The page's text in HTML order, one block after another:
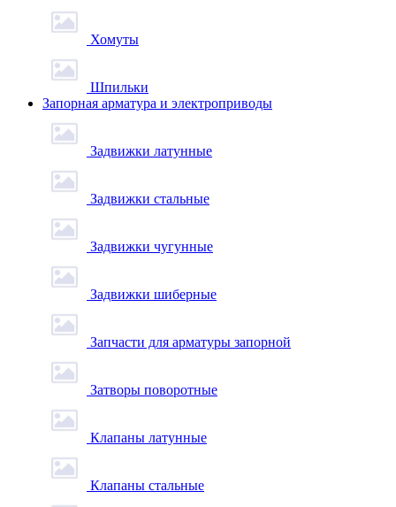
Хомуты
Шпильки
Запорная арматура и электроприводы
Задвижки латунные
Задвижки стальные
Задвижки чугунные
Задвижки шиберные
Запчасти для арматуры запорной
Затворы поворотные
Клапаны латунные
Клапаны стальные